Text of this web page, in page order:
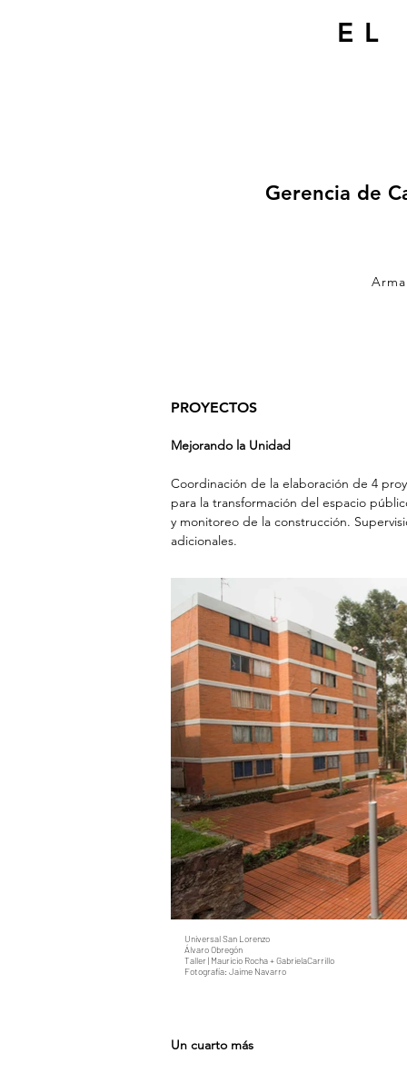
EL
PROYECTOS
Mejorando la Unidad
Coordinación de la elaboración de 4
para la transformación del espacio
y monitoreo de la construcción.
adicionales.
Universal San Lorenzo
Álvaro Obregón
Taller | Mauricio Rocha + GabrielaCarrillo
Fotografía: Jaime Navarro
Un cuarto más